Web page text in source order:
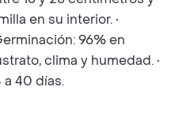
en su interior. •
96% en
clima y humedad. •
a 40 días.